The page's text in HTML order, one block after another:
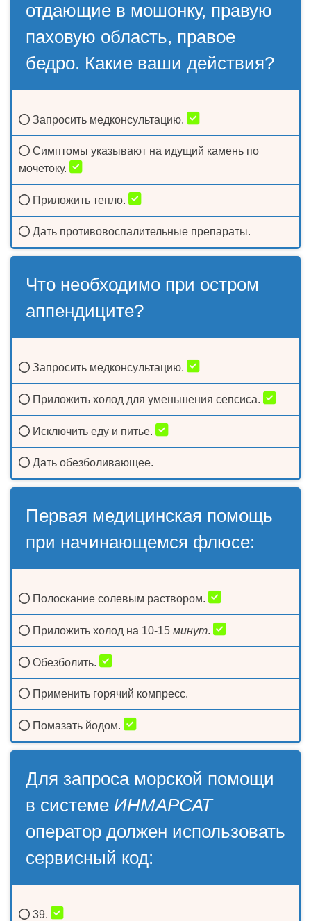
отдающие в мошонку, правую
паховую область, правое
бедро. Какие ваши действия?
Запросить медконсультацию.
Симптомы указывают на идущий камень по
мочетоку.
Приложить тепло.
Дать противовоспалительные препараты.
Что необходимо при остром
аппендиците?
Запросить медконсультацию.
Приложить холод для уменьшения сепсиса.
Исключить еду и питье.
Дать обезболивающее.
Первая медицинская помощь
при начинающемся флюсе:
Полоскание солевым раствором.
Приложить холод на 10-15 минут.
Обезболить.
Применить горячий компресс.
Помазать йодом.
Для запроса морской помощи
в системе ИНМАРСАТ
оператор должен использовать
сервисный код:
39.